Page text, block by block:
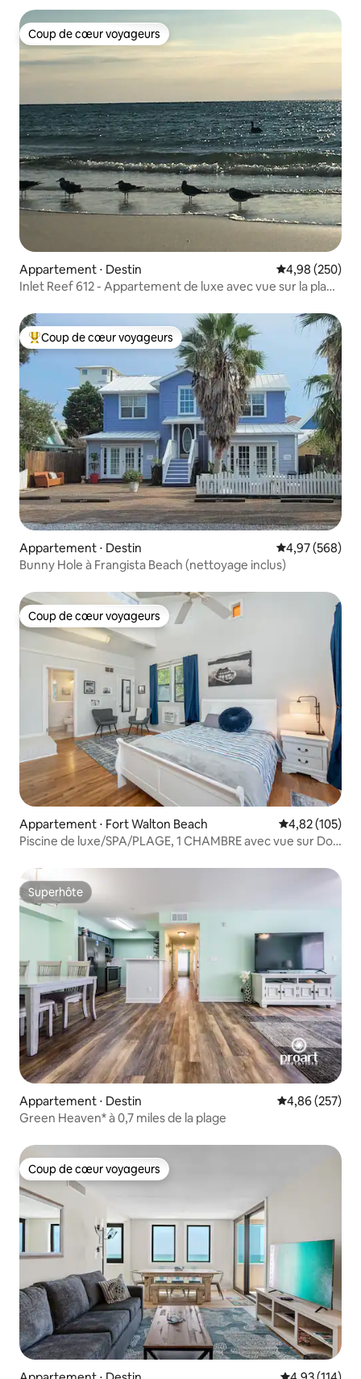
Coup de cœur voyageurs
Coup de cœur voyageurs
Appartement ⋅ Destin Évaluation
4,98 (250)
Inlet Reef 612 - Appartement de luxe avec vue sur la plage
Coups de cœur voyageurs les plus appréciés
Coup de cœur voyageurs
Appartement ⋅ Destin Évaluation
4,97 (568)
Bunny Hole à Frangista Beach (nettoyage inclus)
Coup de cœur voyageurs
Coup de cœur voyageurs
Appartement ⋅ Fort Walton Beach Évaluation
4,82 (105)
Piscine de luxe/SPA/PLAGE, 1 CHAMBRE avec vue sur Dol,
Superhôte
Superhôte
Appartement ⋅ Destin Évaluation
4,86 (257)
Green Heaven* à 0,7 miles de la plage
Coup de cœur voyageurs
Coup de cœur voyageurs